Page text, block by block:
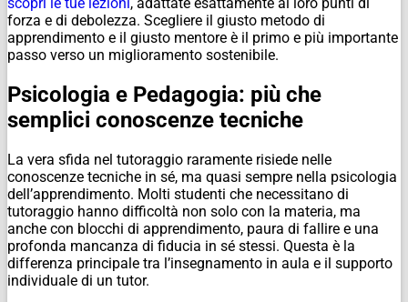
forza e di debolezza. Scegliere il giusto metodo di
apprendimento e il giusto mentore è il primo e più importante
passo verso un miglioramento sostenibile.
Psicologia e Pedagogia: più che
semplici conoscenze tecniche
La vera sfida nel tutoraggio raramente risiede nelle
conoscenze tecniche in sé, ma quasi sempre nella psicologia
dell’apprendimento. Molti studenti che necessitano di
tutoraggio hanno difficoltà non solo con la materia, ma
anche con blocchi di apprendimento, paura di fallire e una
profonda mancanza di fiducia in sé stessi. Questa è la
differenza principale tra l’insegnamento in aula e il supporto
individuale di un tutor.